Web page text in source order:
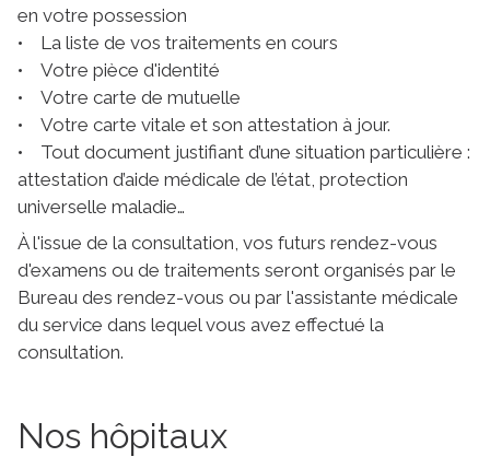
en votre possession
• La liste de vos traitements en cours
• Votre pièce d'identité
• Votre carte de mutuelle
• Votre carte vitale et son attestation à jour.
• Tout document justifiant d’une situation particulière :
attestation d’aide médicale de l’état, protection
universelle maladie…
À l'issue de la consultation, vos futurs rendez-vous
d'examens ou de traitements seront organisés par le
Bureau des rendez-vous ou par l'assistante médicale
du service dans lequel vous avez effectué la
consultation.
Nos hôpitaux